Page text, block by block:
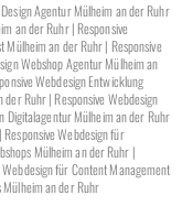
Agentur Mülheim an der Ruhr
an der Ruhr | Responsive
Mülheim an der Ruhr | Responsive
Webshop Agentur Mülheim an
Webdesign Entwicklung
Ruhr | Responsive Webdesign
Digitalagentur Mülheim an der Ruhr
Webdesign für
Mülheim an der Ruhr |
für Content Management
an der Ruhr